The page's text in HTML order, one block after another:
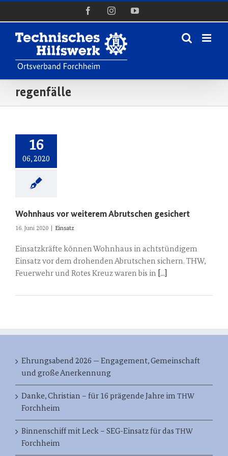
FacebookInstagramYouTube
regenfälle
16
06, 2020
Wohnhaus vor weiterem Abrutschen gesichert
16. Juni 2020 Einsatz
Einsatzkräfte können Wohnhaus in achtstündigem
Einsatz vor dem drohenden Abrutschen sichern. THW,
Feuerwehr und Rotes Kreuz waren bis in [...]
Ehrungsabend 2026 — Engagement, Gemeinschaft
und große Anerkennung
Danke, Christian – für 16 prägende Jahre im THW
Forchheim
Binnenschiff mit Leck – SEG-Einsatz für das THW
Forchheim